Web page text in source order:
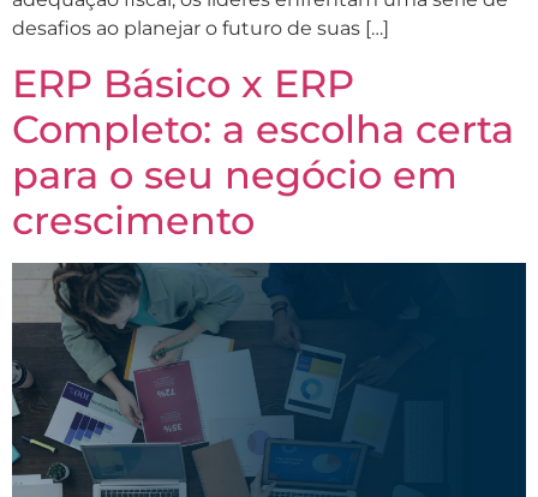
desafios ao planejar o futuro de suas […]
ERP Básico x ERP
Completo: a escolha certa
para o seu negócio em
crescimento